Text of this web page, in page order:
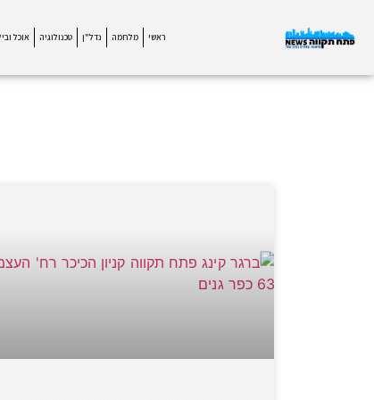
ראשי מלחמה נדל"ן טכנולוגיה אוכל